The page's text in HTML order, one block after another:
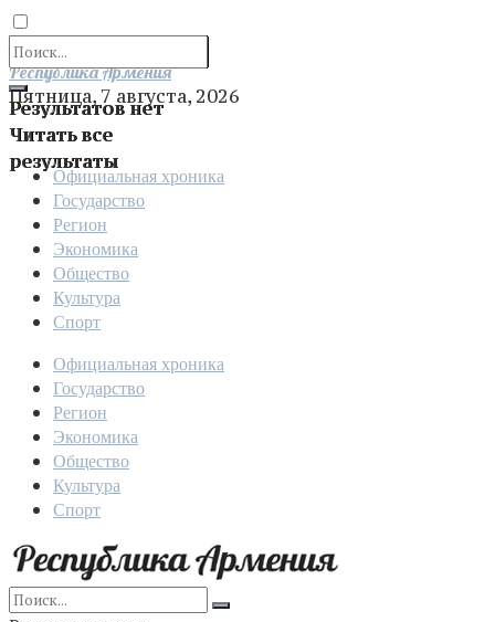
Результатов нет
Читать все
результаты
Отправить
Республика Армения
Пятница, 7 августа, 2026
Официальная хроника
Государство
Регион
Экономика
Общество
Культура
Спорт
Официальная хроника
Государство
Регион
Экономика
Общество
Культура
Спорт